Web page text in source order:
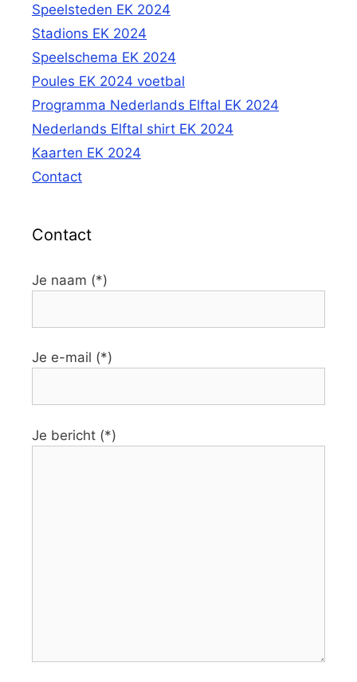
Speelsteden EK 2024
Stadions EK 2024
Speelschema EK 2024
Poules EK 2024 voetbal
Programma Nederlands Elftal EK 2024
Nederlands Elftal shirt EK 2024
Kaarten EK 2024
Contact
Contact
Je naam (*)
Je e-mail (*)
Je bericht (*)